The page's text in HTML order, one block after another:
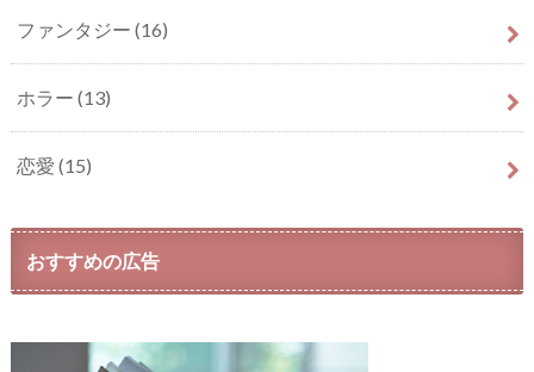
ファンタジー (16)
ホラー (13)
恋愛 (15)
おすすめの広告